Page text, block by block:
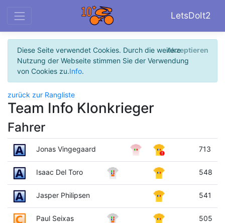
LetsDoIt2
Diese Seite verwendet Cookies. Durch die weitere
Nutzung der Webseite stimmen Sie der Verwendung
von Cookies zu.Info.
Akzeptieren
zurück zur Rangliste
Team Info Klonkrieger
Fahrer
Jonas Vingegaard 713
Isaac Del Toro 548
Jasper Philipsen 541
Paul Seixas 505